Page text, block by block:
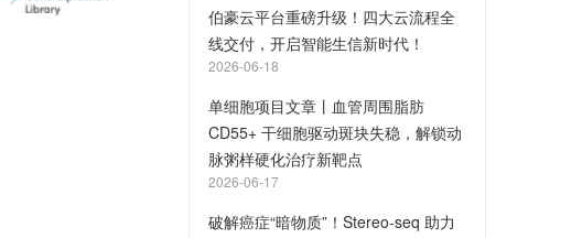
伯豪云平台重磅升级！四大云流程全
线交付，开启智能生信新时代！
2026-06-18
单细胞项目文章丨血管周围脂肪
CD55+ 干细胞驱动斑块失稳，解锁动
脉粥样硬化治疗新靶点
2026-06-17
破解癌症“暗物质”！Stereo-seq 助力